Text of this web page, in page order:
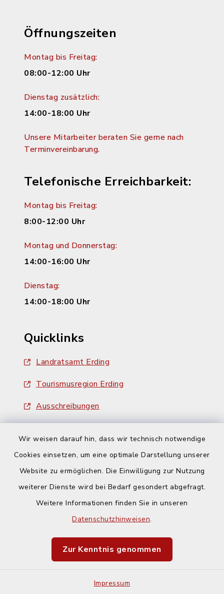
Wir weisen darauf hin, dass wir technisch notwendige
Cookies einsetzen, um eine optimale Darstellung unserer
Website zu ermöglichen. Die Einwilligung zur Nutzung
weiterer Dienste wird bei Bedarf gesondert abgefragt.
Weitere Informationen finden Sie in unseren
Datenschutzhinweisen.
Zur Kenntnis genommen
Impressum
Öffnungszeiten
Montag bis Freitag:
08:00-12:00 Uhr
Dienstag zusätzlich:
14:00-18:00 Uhr
Unsere Mitarbeiter beraten Sie gerne nach
Terminvereinbarung.
Telefonische Erreichbarkeit:
Montag bis Freitag:
8:00-12:00 Uhr
Montag und Donnerstag:
14:00-16:00 Uhr
Dienstag:
14:00-18:00 Uhr
Quicklinks
Landratsamt Erding
Tourismusregion Erding
Ausschreibungen
Barrierefreiheit
Impressum
Sitemap